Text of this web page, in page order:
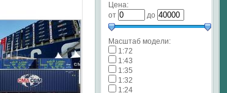
Цена:
от
до
Масштаб модели:
1:72
1:43
1:35
1:32
1:24